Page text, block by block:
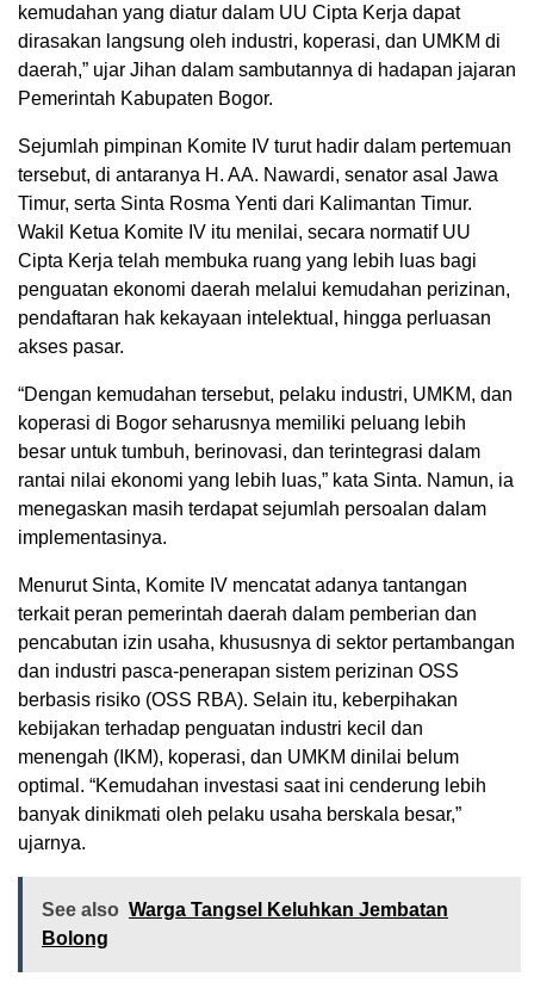
kemudahan yang diatur dalam UU Cipta Kerja dapat
dirasakan langsung oleh industri, koperasi, dan UMKM di
daerah,” ujar Jihan dalam sambutannya di hadapan jajaran
Pemerintah Kabupaten Bogor.
Sejumlah pimpinan Komite IV turut hadir dalam pertemuan
tersebut, di antaranya H. AA. Nawardi, senator asal Jawa
Timur, serta Sinta Rosma Yenti dari Kalimantan Timur.
Wakil Ketua Komite IV itu menilai, secara normatif UU
Cipta Kerja telah membuka ruang yang lebih luas bagi
penguatan ekonomi daerah melalui kemudahan perizinan,
pendaftaran hak kekayaan intelektual, hingga perluasan
akses pasar.
“Dengan kemudahan tersebut, pelaku industri, UMKM, dan
koperasi di Bogor seharusnya memiliki peluang lebih
besar untuk tumbuh, berinovasi, dan terintegrasi dalam
rantai nilai ekonomi yang lebih luas,” kata Sinta. Namun, ia
menegaskan masih terdapat sejumlah persoalan dalam
implementasinya.
Menurut Sinta, Komite IV mencatat adanya tantangan
terkait peran pemerintah daerah dalam pemberian dan
pencabutan izin usaha, khususnya di sektor pertambangan
dan industri pasca-penerapan sistem perizinan OSS
berbasis risiko (OSS RBA). Selain itu, keberpihakan
kebijakan terhadap penguatan industri kecil dan
menengah (IKM), koperasi, dan UMKM dinilai belum
optimal. “Kemudahan investasi saat ini cenderung lebih
banyak dinikmati oleh pelaku usaha berskala besar,”
ujarnya.
See also Warga Tangsel Keluhkan Jembatan
Bolong